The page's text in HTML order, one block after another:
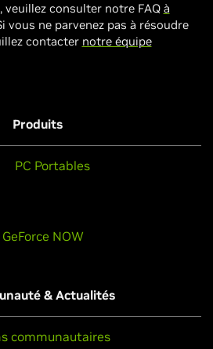
veuillez consulter notre FAQ à
vous ne parvenez pas à résoudre
contacter notre équipe
Produits
PC Portables
NOW
& Actualités
communautaires